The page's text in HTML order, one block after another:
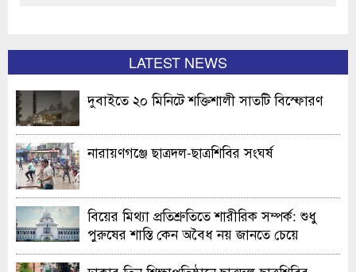
LATEST NEWS
দুবাইতে ২০ মিনিটে শক্তিশালী সাতটি বিস্ফোরণ
নারায়ণগঞ্জে ছাত্রদল-ছাত্রশিবির সংঘর্ষ
বিয়ের মিথ্যা প্রতিশ্রুতিতে শারীরিক সম্পর্ক: শুধু
পুরুষের শাস্তি কেন অবৈধ নয় জানতে চেয়ে
হাইকোর্টের রুল